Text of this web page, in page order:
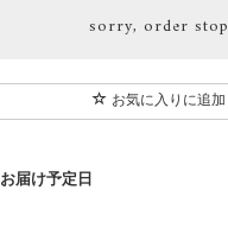
sorry, order stop
お気に入りに追加
お届け予定日